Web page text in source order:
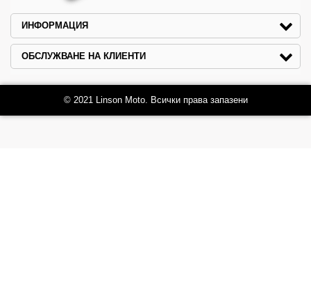
ИНФОРМАЦИЯ
ОБСЛУЖВАНЕ НА КЛИЕНТИ
© 2021 Linson Moto. Всички права запазени